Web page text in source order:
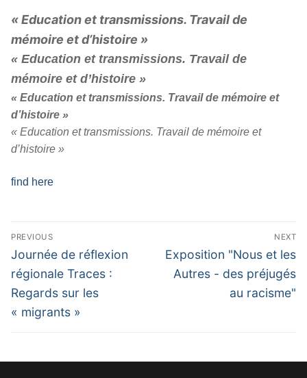
« Education et transmissions. Travail de
mémoire et d’histoire »
« Education et transmissions. Travail de
mémoire et d’histoire »
« Education et transmissions. Travail de mémoire et
d’histoire »
« Education et transmissions. Travail de mémoire et
d’histoire »
find here
Navigation
de
l’article
PREVIOUS
Previous
post:
Journée de réflexion
régionale Traces :
Regards sur les
« migrants »
NEXT
Next
post:
Exposition "Nous et les
Autres - des préjugés
au racisme"